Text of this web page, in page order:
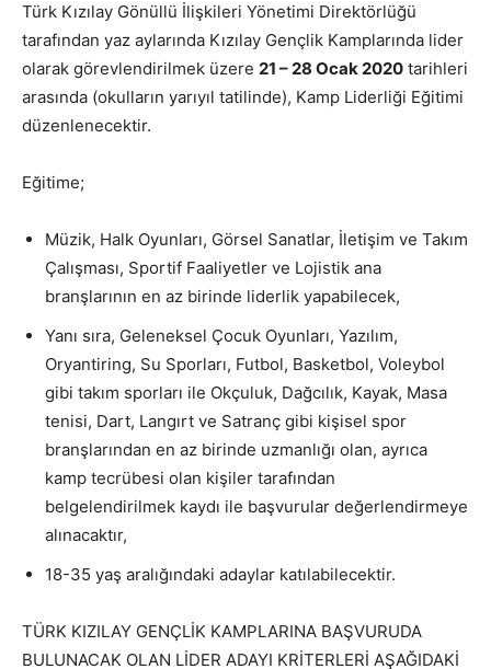
Türk Kızılay Gönüllü İlişkileri Yönetimi Direktörlüğü
tarafından yaz aylarında Kızılay Gençlik Kamplarında lider
olarak görevlendirilmek üzere 21 – 28 Ocak 2020 tarihleri
arasında (okulların yarıyıl tatilinde), Kamp Liderliği Eğitimi
düzenlenecektir.
Eğitime;
Müzik, Halk Oyunları, Görsel Sanatlar, İletişim ve Takım
Çalışması, Sportif Faaliyetler ve Lojistik ana
branşlarının en az birinde liderlik yapabilecek,
Yanı sıra, Geleneksel Çocuk Oyunları, Yazılım,
Oryantiring, Su Sporları, Futbol, Basketbol, Voleybol
gibi takım sporları ile Okçuluk, Dağcılık, Kayak, Masa
tenisi, Dart, Langırt ve Satranç gibi kişisel spor
branşlarından en az birinde uzmanlığı olan, ayrıca
kamp tecrübesi olan kişiler tarafından
belgelendirilmek kaydı ile başvurular değerlendirmeye
alınacaktır,
18-35 yaş aralığındaki adaylar katılabilecektir.
TÜRK KIZILAY GENÇLİK KAMPLARINA BAŞVURUDA
BULUNACAK OLAN LİDER ADAYI KRİTERLERİ AŞAĞIDAKİ